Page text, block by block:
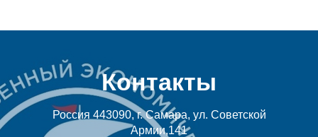
Контакты
Россия 443090, г. Самара, ул. Советской
Армии,141